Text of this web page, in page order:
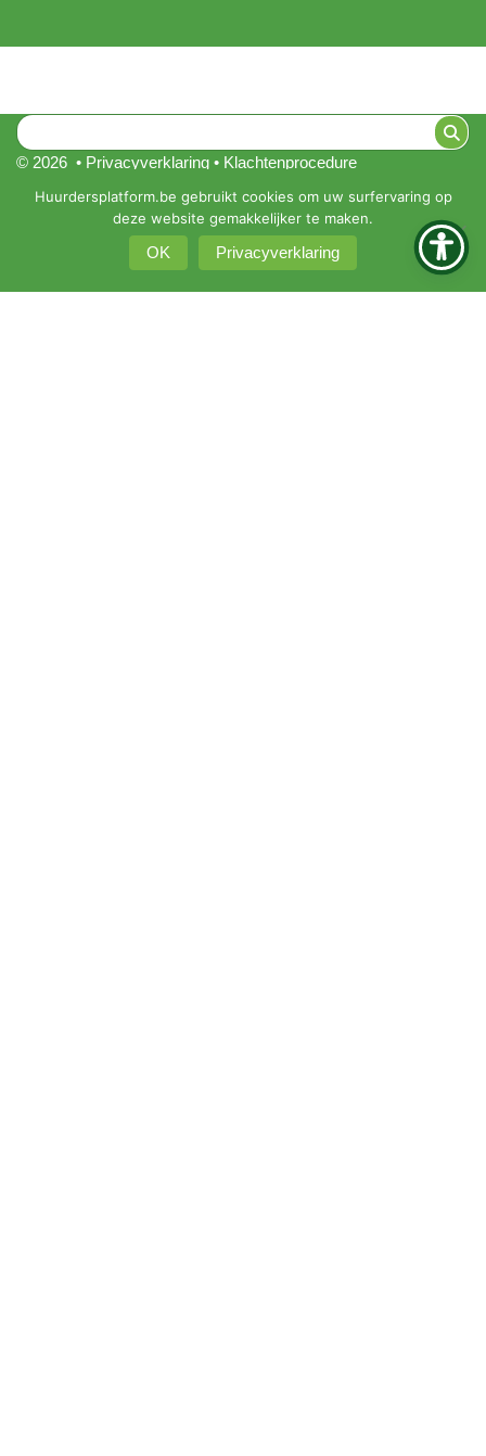
© 2026 • Privacyverklaring • Klachtenprocedure
KBO 0451-161-351
Huurdersplatform.be gebruikt cookies om uw surfervaring op
deze website gemakkelijker te maken.
OK Privacyverklaring